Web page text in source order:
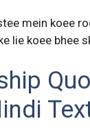
mein koee
lie koee bhee